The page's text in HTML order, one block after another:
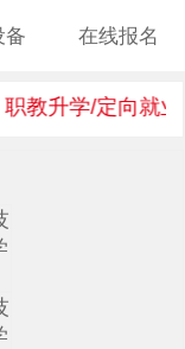
备 在线报名
学/定向就业/转